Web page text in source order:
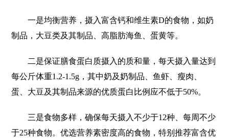
一是均衡营养，摄入富含钙和维生素D的食物，如奶
制品，大豆类及其制品、高脂肪海鱼、蛋黄等。
二是保证膳食蛋白质摄入的质和量，每天摄入量达到
每公斤体重1.2-1.5g，其中奶及奶制品、鱼虾、瘦肉、
蛋、大豆及其制品来源的优质蛋白比例应不低于50%。
三是食物多样，确保每天摄入不少于12种、每周不少
于25种食物。优选营养素密度高的食物，特别推荐富含优